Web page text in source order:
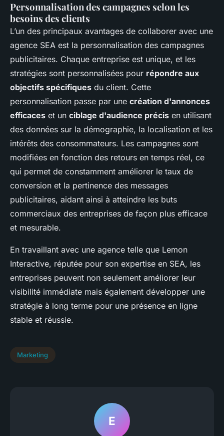
Personnalisation des campagnes selon les
besoins des clients
L’un des principaux avantages de collaborer avec une
agence SEA est la personnalisation des campagnes
publicitaires. Chaque entreprise est unique, et les
stratégies sont personnalisées pour répondre aux
objectifs spécifiques du client. Cette
personnalisation passe par une création d'annonces
efficaces et un ciblage d'audience précis en utilisant
des données sur la démographie, la localisation et les
intérêts des consommateurs. Les campagnes sont
modifiées en fonction des retours en temps réel, ce
qui permet de constamment améliorer le taux de
conversion et la pertinence des messages
publicitaires, aidant ainsi à atteindre les buts
commerciaux des entreprises de façon plus efficace
et mesurable.
En travaillant avec une agence telle que Lemon
Interactive, réputée pour son expertise en SEA, les
entreprises peuvent non seulement améliorer leur
visibilité immédiate mais également développer une
stratégie à long terme pour une présence en ligne
stable et réussie.
Marketing
E